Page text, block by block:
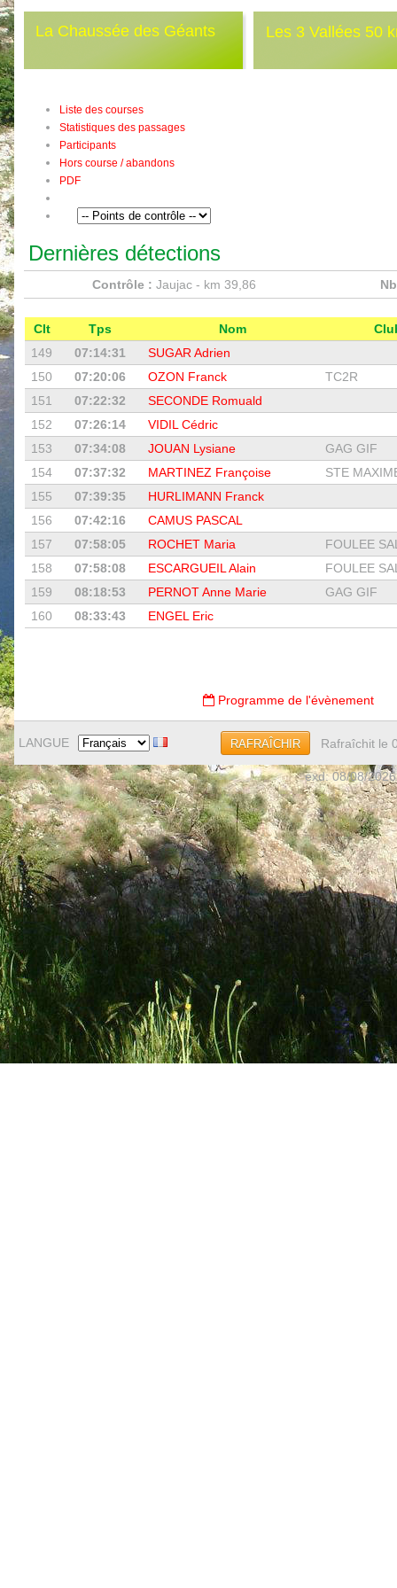
La Chaussée des Géants Les 3 Vallées 50
Liste des courses
Statistiques des passages
Participants
Hors course / abandons
PDF
Dernières détections
Contrôle : Jaujac - km 39,86
Clt Tps Nom
149
07:14:31
SUGAR Adrien
150
07:20:06 OZON Franck
TC2R
151
07:22:32
SECONDE Romuald
152
07:26:14
VIDIL Cédric
153
07:34:08 JOUAN Lysiane
GAG GIF
154
07:37:32 MARTINEZ Françoise
STE
155
07:39:35
HURLIMANN Franck
156
07:42:16
CAMUS PASCAL
157
07:58:05 ROCHET Maria
FOULEE
158
07:58:08 ESCARGUEIL Alain
FOULEE
159
08:18:53 PERNOT Anne Marie
GAG GIF
160
08:33:43 ENGEL Eric
Programme de l'évènement
LANGUE RAFRAÎCHIR Rafraîchit le
exd: 08/08/